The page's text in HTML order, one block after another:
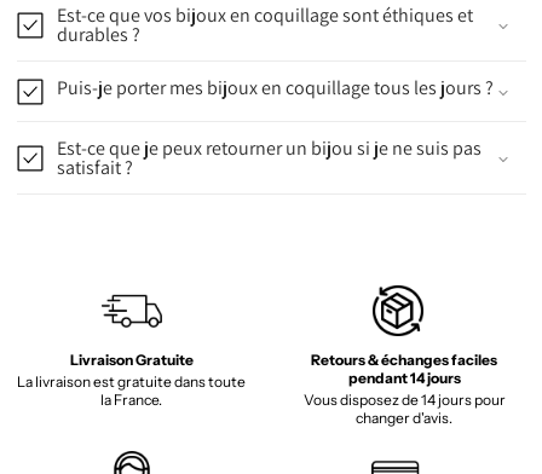
Est-ce que vos bijoux en coquillage sont éthiques et
durables ?
Puis-je porter mes bijoux en coquillage tous les jours ?
Est-ce que je peux retourner un bijou si je ne suis pas
satisfait ?
Livraison Gratuite
La livraison est gratuite dans toute
la France.
Retours & échanges faciles
pendant 14 jours
Vous disposez de 14 jours pour
changer d'avis.